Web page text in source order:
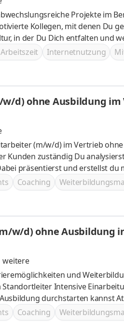
Projekte im
Kollegen, mit denen Du
in der Du Dich entfalten und
und Zusatzleistungen, wie
Möglichkeiten zur
Internetnutzung
d) ohne Ausbildung
Kunden zuständig Du
präsentierst und erstellst
Coaching
w/d) ohne Ausbildung
weitere
und
Intensive
Attraktives Gehaltspaket: Neben deinem Fixgehalt
dir keine Grenzen gesetzt! Anerkennung
exklusiven Incentives und
Coaching